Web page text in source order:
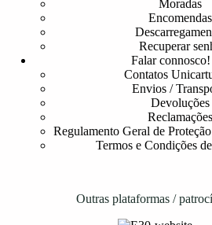
Moradas
Encomendas
Recuperar
Falar connosco!
Contatos
Envios /
Devoluções
Reclamações
Regulamento Geral de
Termos e Condições
Outras plataformas /